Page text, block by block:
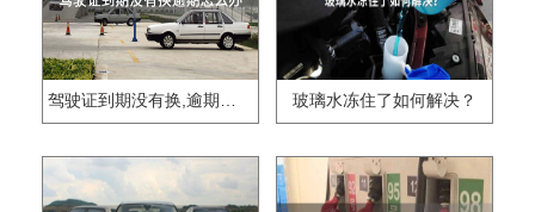
驾驶证到期没有换,逾期怎么办?? 玻璃水冻住了如何解决？